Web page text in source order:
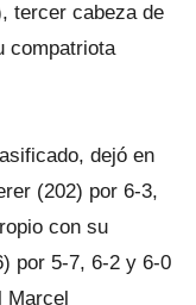
tercer cabeza de
compatriota
dejó en
(202) por 6-3,
con su
por 5-7, 6-2 y 6-0
Marcel